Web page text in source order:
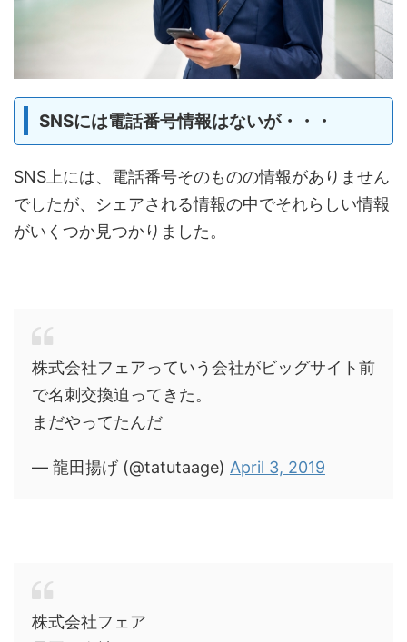
SNSには電話番号情報はないが・・・
SNS上には、電話番号そのものの情報がありません
でしたが、シェアされる情報の中でそれらしい情報
がいくつか見つかりました。
株式会社フェアっていう会社がビッグサイト前
で名刺交換迫ってきた。
まだやってたんだ
— 龍田揚げ (@tatutaage) April 3, 2019
株式会社フェア